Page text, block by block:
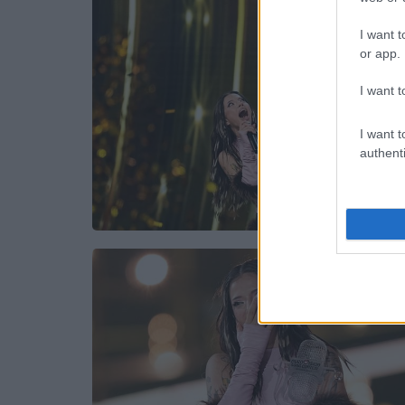
I want
or app.
I want
I want